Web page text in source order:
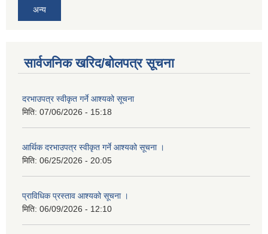
अन्य
सार्वजनिक खरिद/बोलपत्र सूचना
दरभाउपत्र स्वीकृत गर्ने आश्यको सूचना
मिति: 07/06/2026 - 15:18
आर्थिक दरभाउपत्र स्वीकृत गर्ने आश्यको सूचना ।
मिति: 06/25/2026 - 20:05
प्राविधिक प्रस्ताव आश्यको सूचना ।
मिति: 06/09/2026 - 12:10